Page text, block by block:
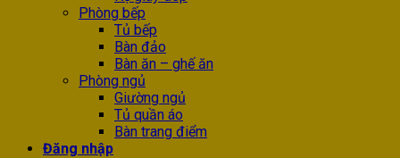
Phòng bếp
Tủ bếp
Bàn đảo
Bàn ăn – ghế ăn
Phòng ngủ
Giường ngủ
Tủ quần áo
Bàn trang điểm
Đăng nhập